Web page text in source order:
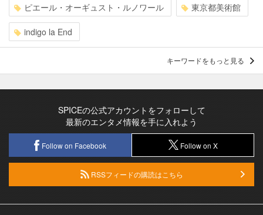
ピエール・オーギュスト・ルノワール 東京都美術館
indigo la End
キーワードをもっと見る
SPICEの公式アカウントをフォローして
最新のエンタメ情報を手に入れよう
Follow on Facebook Follow on X
RSSフィードの購読はこちら